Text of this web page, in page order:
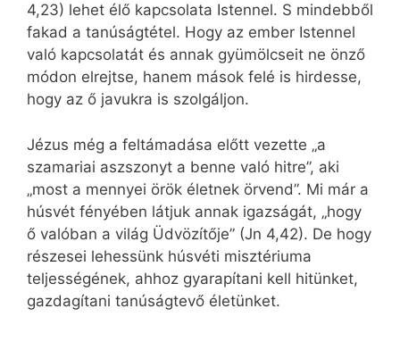
4,23) lehet élő kapcsolata Istennel. S mindebből
fakad a tanúságtétel. Hogy az ember Istennel
való kapcsolatát és annak gyümölcseit ne önző
módon elrejtse, hanem mások felé is hirdesse,
hogy az ő javukra is szolgáljon.
Jézus még a feltámadása előtt vezette „a
szamariai aszszonyt a benne való hitre”, aki
„most a mennyei örök életnek örvend”. Mi már a
húsvét fényében látjuk annak igazságát, „hogy
ő valóban a világ Üdvözítője” (Jn 4,42). De hogy
részesei lehessünk húsvéti misztériuma
teljességének, ahhoz gyarapítani kell hitünket,
gazdagítani tanúságtevő életünket.